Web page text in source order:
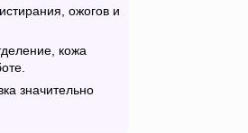
ожогов и
кожа
значительно